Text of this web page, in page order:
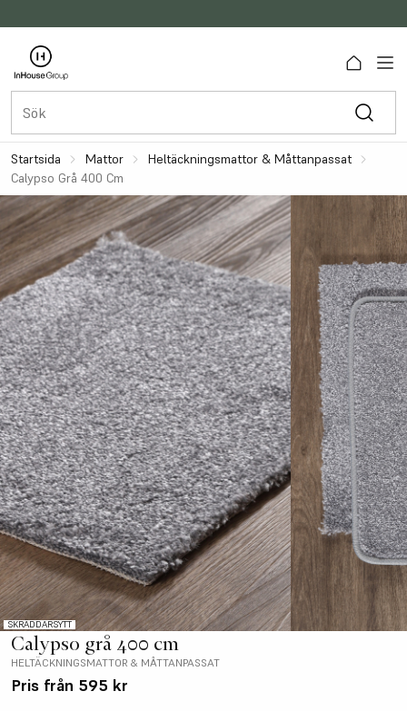
Startsida Mattor
Heltäckningsmattor & Måttanpassat
Calypso Grå 400 Cm
SKRÄDDARSYTT
Calypso grå 400 cm
HELTÄCKNINGSMATTOR & MÅTTANPASSAT
Pris från 595 kr